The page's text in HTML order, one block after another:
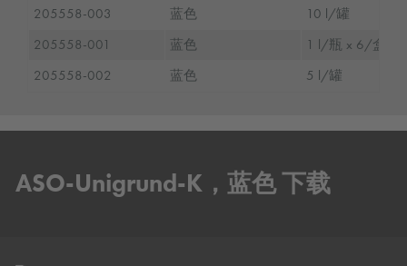
205558-003
蓝色
10 l/罐
205558-001
蓝色
1 l/瓶 x 6/盒
205558-002
蓝色 5 l/罐
ASO-Unigrund-K，蓝色 下载